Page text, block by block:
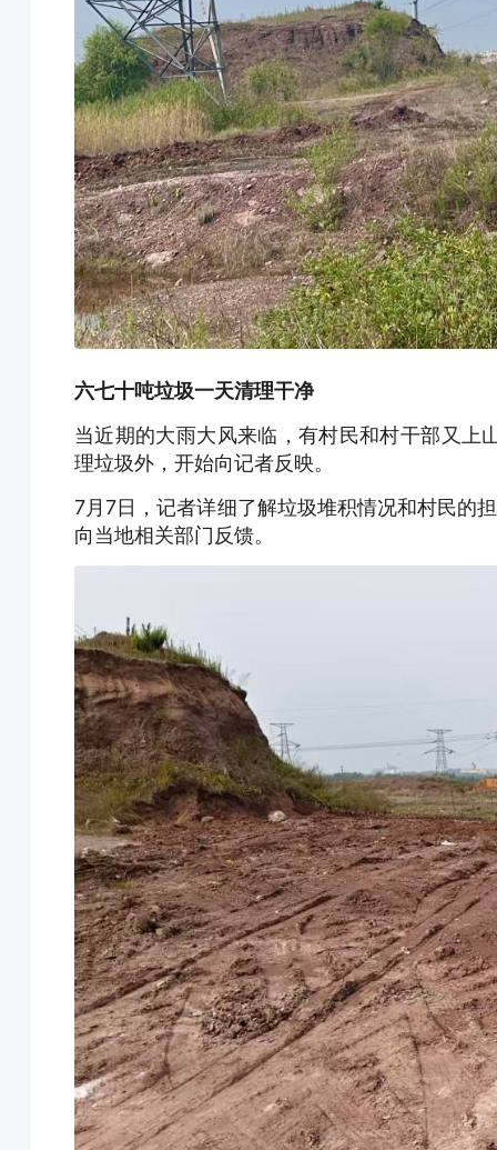
六七十吨垃圾一天清理干净
当近期的大雨大风来临，有村民和村干部又上
理垃圾外，开始向记者反映。
7月7日，记者详细了解垃圾堆积情况和村民的
向当地相关部门反馈。